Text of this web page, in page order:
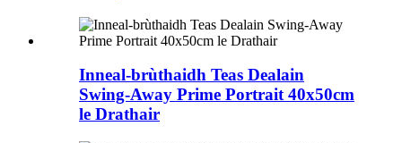
Inneal-brùthaidh Teas Dealain
Swing-Away Prime Portrait 40x50cm
le Drathair